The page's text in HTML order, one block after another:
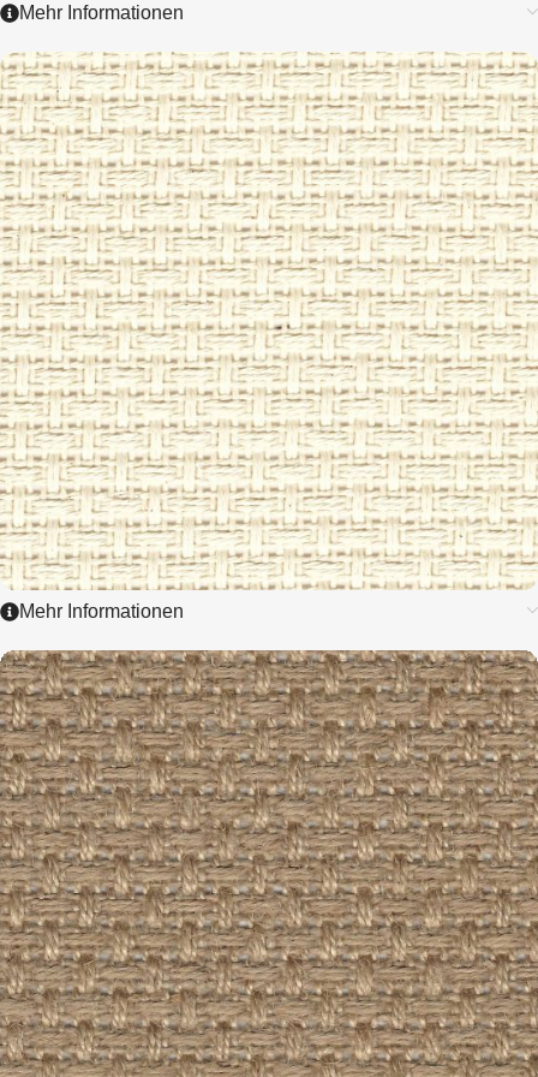
3222
YORKSHIRE - AIDA
5,4 / cm - 14 ct.
ZUM ARTIKEL
Mehr Informationen
4049
TURKESTAN
1,45 / cm - 3,5 ct.
ZUM ARTIKEL
Mehr Informationen